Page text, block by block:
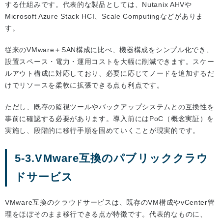
する仕組みです。代表的な製品としては、Nutanix AHVや
Microsoft Azure Stack HCI、Scale Computingなどがありま
す。
従来のVMware＋SAN構成に比べ、機器構成をシンプル化でき、
設置スペース・電力・運用コストを大幅に削減できます。スケー
ルアウト構成に対応しており、必要に応じてノードを追加するだ
けでリソースを柔軟に拡張できる点も利点です。
ただし、既存の監視ツールやバックアップシステムとの互換性を
事前に確認する必要があります。導入前にはPoC（概念実証）を
実施し、段階的に移行手順を固めていくことが現実的です。
5-3.VMware互換のパブリッククラウ
ドサービス
VMware互換のクラウドサービスは、既存のVM構成やvCenter管
理をほぼそのまま移行できる点が特徴です。代表的なものに、